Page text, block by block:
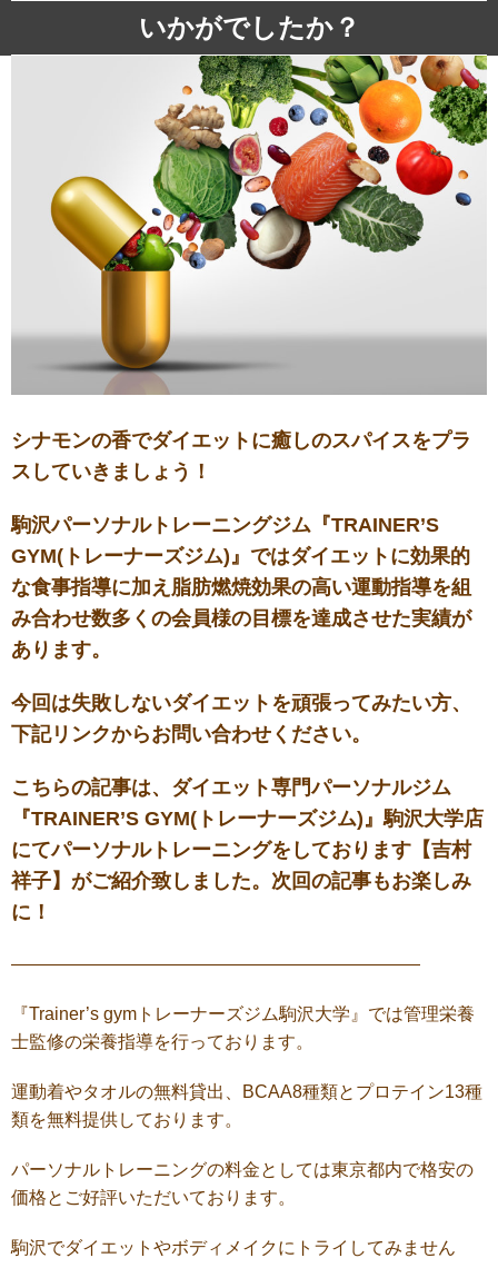
いかがでしたか？
シナモンの香でダイエットに癒しのスパイスをプラ
スしていきましょう！
駒沢パーソナルトレーニングジム『TRAINER’S
GYM(トレーナーズジム)』ではダイエットに効果的
な食事指導に加え脂肪燃焼効果の高い運動指導を組
み合わせ数多くの会員様の目標を達成させた実績が
あります。
今回は失敗しないダイエットを頑張ってみたい方、
下記リンクからお問い合わせください。
こちらの記事は、ダイエット専門パーソナルジム
『TRAINER’S GYM(トレーナーズジム)』駒沢大学店
にてパーソナルトレーニングをしております【吉村
祥子】がご紹介致しました。次回の記事もお楽しみ
に！
———————————————————————
『Trainer’s gymトレーナーズジム駒沢大学』では管理栄養
士監修の栄養指導を行っております。
運動着やタオルの無料貸出、BCAA8種類とプロテイン13種
類を無料提供しております。
パーソナルトレーニングの料金としては東京都内で格安の
価格とご好評いただいております。
駒沢でダイエットやボディメイクにトライしてみません